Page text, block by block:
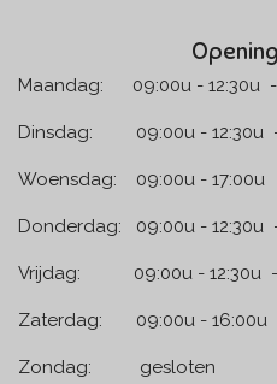
Maandag: 09:00u - 12:30u -
Dinsdag: 09:00u - 12:30u -
Woensdag: 09:00u -
Donderdag: 09:00u - 12:30u
Vrijdag: 09:00u - 12:30u -
Zaterdag:
Zondag: